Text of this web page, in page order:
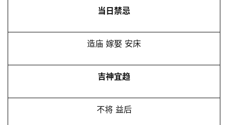
当日禁忌
造庙 嫁娶 安床
吉神宜趋
不将 益后